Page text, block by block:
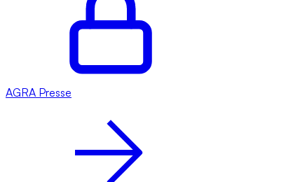
AGRA Presse